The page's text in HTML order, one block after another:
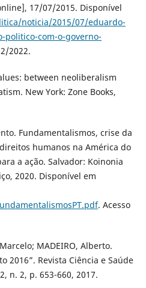
17/07/2015. Disponível
noticia/2015/07/eduardo-
politico-com-o-governo-
2022.
between neoliberalism
New York: Zone Books,
Fundamentalismos, crise da
humanos na América do
a ação. Salvador: Koinonia
2020. Disponível em
. Acesso
MADEIRO, Alberto.
2016”. Revista Ciência e Saúde
n. 2, p. 653-660, 2017.